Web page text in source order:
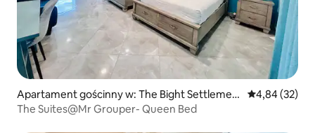
Apartament gościnny w: The Bight Settlemen
t
Średnia
4,84 (32)
The Suites@Mr Grouper- Queen Bed